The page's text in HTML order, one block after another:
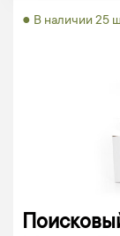
● В наличии 25